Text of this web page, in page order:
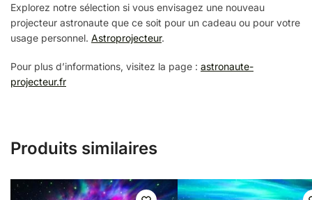
Explorez notre sélection si vous envisagez une nouveau
projecteur astronaute que ce soit pour un cadeau ou pour votre
usage personnel. Astroprojecteur.
Pour plus d’informations, visitez la page : astronaute-
projecteur.fr
Produits similaires